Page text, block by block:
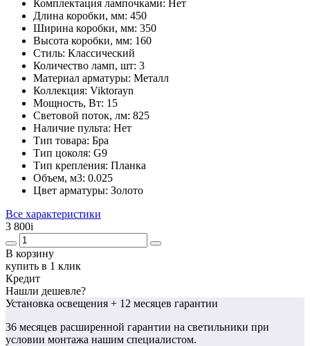
Комплектация лампочками: Нет
Длина коробки, мм: 450
Ширина коробки, мм: 350
Высота коробки, мм: 160
Стиль: Классический
Количество ламп, шт: 3
Материал арматуры: Металл
Коллекция: Viktorayn
Мощность, Вт: 15
Световой поток, лм: 825
Наличие пульта: Нет
Тип товара: Бра
Тип цоколя: G9
Тип крепления: Планка
Объем, м3: 0.025
Цвет арматуры: Золото
Все характеристики
3 800i
В корзину
купить в 1 клик
Кредит
Нашли дешевле?
Установка освещения + 12 месяцев гарантии
36 месяцев расширенной гарантии на светильники при
условии монтажа нашим специалистом.